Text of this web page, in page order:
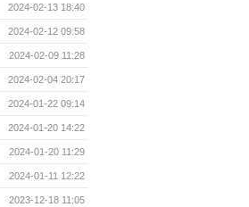
2024-02-13 18:40
2024-02-12 09:58
2024-02-09 11:28
2024-02-04 20:17
2024-01-22 09:14
2024-01-20 14:22
2024-01-20 11:29
2024-01-11 12:22
2023-12-18 11:05